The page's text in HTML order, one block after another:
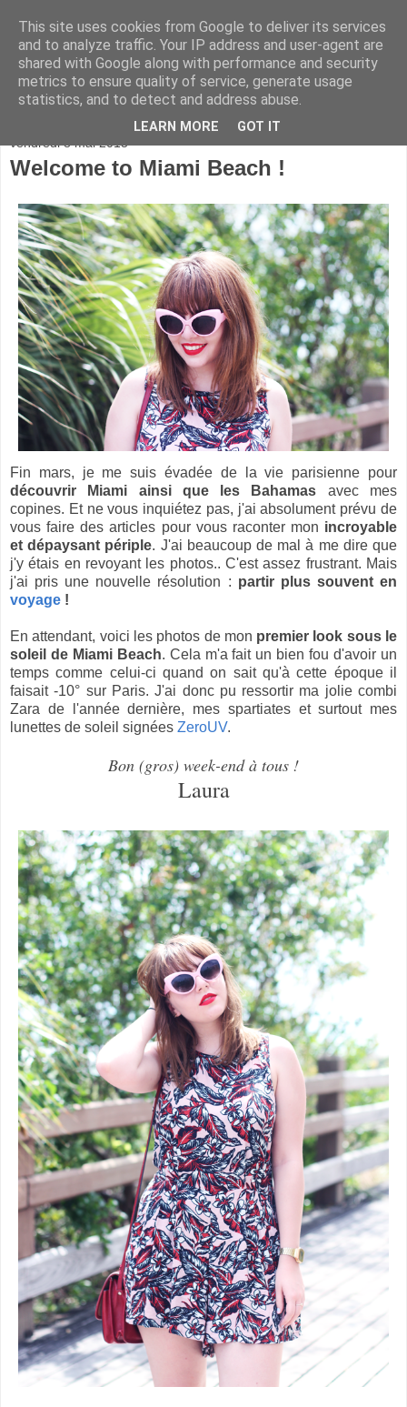
vendredi 8 mai 2015
Welcome to Miami Beach !
Fin mars, je me suis évadée de la vie parisienne pour
découvrir Miami ainsi que les Bahamas avec mes
copines. Et ne vous inquiétez pas, j'ai absolument prévu de
vous faire des articles pour vous raconter mon incroyable
et dépaysant périple. J'ai beaucoup de mal à me dire que
j'y étais en revoyant les photos.. C'est assez frustrant. Mais
j'ai pris une nouvelle résolution : partir plus souvent en
voyage !
En attendant, voici les photos de mon premier look sous le
soleil de Miami Beach. Cela m'a fait un bien fou d'avoir un
temps comme celui-ci quand on sait qu'à cette époque il
faisait -10° sur Paris. J'ai donc pu ressortir ma jolie combi
Zara de l'année dernière, mes spartiates et surtout mes
lunettes de soleil signées ZeroUV.
Bon (gros) week-end à tous !
Laura
This site uses cookies from Google to deliver its services
and to analyze traffic. Your IP address and user-agent are
shared with Google along with performance and security
metrics to ensure quality of service, generate usage
statistics, and to detect and address abuse.
LEARN MORE GOT IT